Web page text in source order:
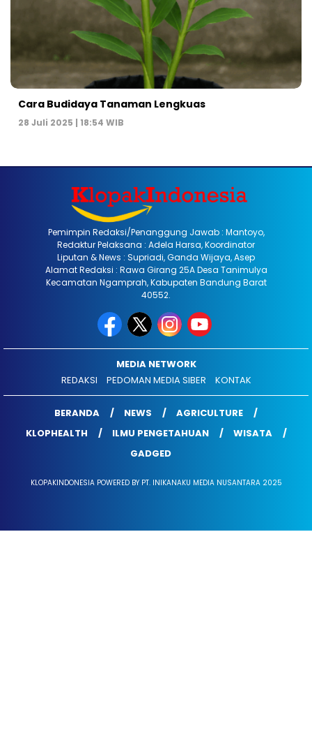
Cara Budidaya Tanaman Lengkuas
28 Juli 2025 | 18:54 WIB
Pemimpin Redaksi/Penanggung Jawab : Mantoyo,
Redaktur Pelaksana : Adela Harsa, Koordinator
Liputan & News : Supriadi, Ganda Wijaya, Asep
Alamat Redaksi : Rawa Girang 25A Desa Tanimulya
Kecamatan Ngamprah, Kabupaten Bandung Barat
40552.
MEDIA NETWORK
REDAKSI
PEDOMAN MEDIA SIBER KONTAK
BERANDA NEWS
AGRICULTURE
KLOPHEALTH
ILMU PENGETAHUAN
WISATA
GADGED
KLOPAKINDONESIA POWERED BY PT. INIKANAKU MEDIA NUSANTARA 2025